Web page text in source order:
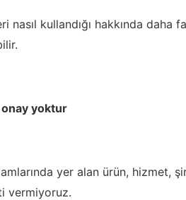
nasıl kullandığı hakkında daha
yoktur
yer alan ürün, hizmet,
vermiyoruz.